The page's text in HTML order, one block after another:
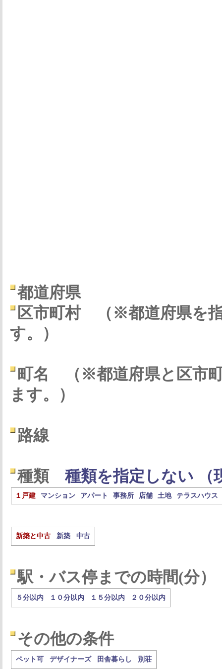
都道府県
区市町村
（※都道府県を
す。）
町名
（※都道府県と区市
ます。）
路線
種類 種類を指定しない （
１戸建 マンション アパート 事務所 店舗 土地 テラスハウス
新築と中古 新築 中古
駅・バス停までの時間(分）
５分以内 １０分以内 １５分以内 ２０分以内
その他の条件
ペット可 デザイナーズ 田舎暮らし 別荘